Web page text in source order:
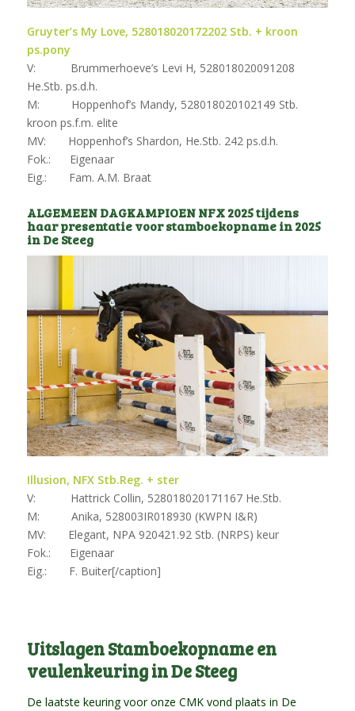
Gruyter’s My Love, 528018020172202 Stb. + kroon
ps.pony
V: Brummerhoeve’s Levi H, 528018020091208
He.Stb. ps.d.h.
M: Hoppenhof’s Mandy, 528018020102149 Stb.
kroon ps.f.m. elite
MV: Hoppenhof’s Shardon, He.Stb. 242 ps.d.h.
Fok.: Eigenaar
Eig.: Fam. A.M. Braat
ALGEMEEN DAGKAMPIOEN NFX 2025 tijdens
haar presentatie voor stamboekopname in 2025
in De Steeg
Illusion, NFX Stb.Reg. + ster
V: Hattrick Collin, 528018020171167 He.Stb.
M: Anika, 528003IR018930 (KWPN I&R)
MV: Elegant, NPA 920421.92 Stb. (NRPS) keur
Fok.: Eigenaar
Eig.: F. Buiter[/caption]
Uitslagen Stamboekopname en
veulenkeuring in De Steeg
De laatste keuring voor onze CMK vond plaats in De